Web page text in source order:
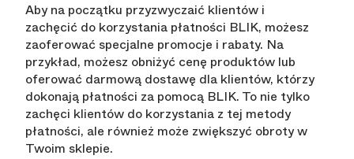
Aby na początku przyzwyczaić klientów i
zachęcić do korzystania płatności BLIK, możesz
zaoferować specjalne promocje i rabaty. Na
przykład, możesz obniżyć cenę produktów lub
oferować darmową dostawę dla klientów, którzy
dokonają płatności za pomocą BLIK. To nie tylko
zachęci klientów do korzystania z tej metody
płatności, ale również może zwiększyć obroty w
Twoim sklepie.